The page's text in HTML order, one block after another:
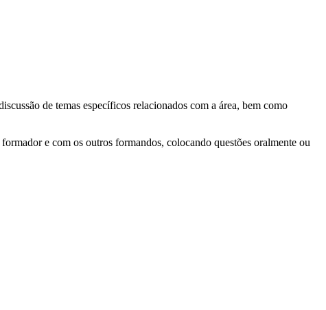
de temas específicos relacionados com a área, bem como
e com os outros formandos, colocando questões oralmente ou